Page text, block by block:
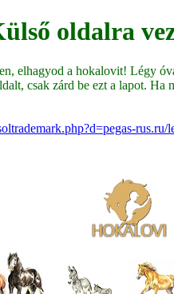
oldalra
elhagyod a hokalovit! Légy
csak zárd be ezt a lapot. Ha